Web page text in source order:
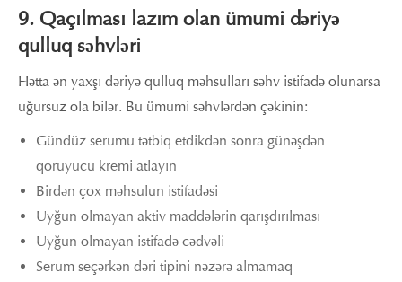
9. Qaçılması lazım olan ümumi dəriyə
qulluq səhvləri
Hətta ən yaxşı dəriyə qulluq məhsulları səhv istifadə olunarsa
uğursuz ola bilər. Bu ümumi səhvlərdən çəkinin:
Gündüz serumu tətbiq etdikdən sonra günəşdən
qoruyucu kremi atlayın
Birdən çox məhsulun istifadəsi
Uyğun olmayan aktiv maddələrin qarışdırılması
Uyğun olmayan istifadə cədvəli
Serum seçərkən dəri tipini nəzərə almamaq